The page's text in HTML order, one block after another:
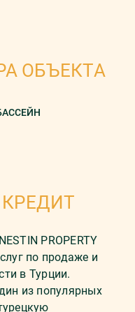
ОБЪЕКТА
PROPERTY
по продаже и
в Турции.
из популярных